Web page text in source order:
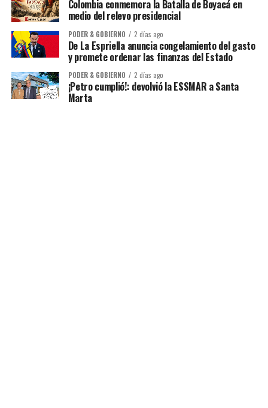
Colombia conmemora la Batalla de Boyacá en
medio del relevo presidencial
PODER & GOBIERNO 2 días ago
De La Espriella anuncia congelamiento del gasto
y promete ordenar las finanzas del Estado
PODER & GOBIERNO 2 días ago
¡Petro cumplió!: devolvió la ESSMAR a Santa
Marta